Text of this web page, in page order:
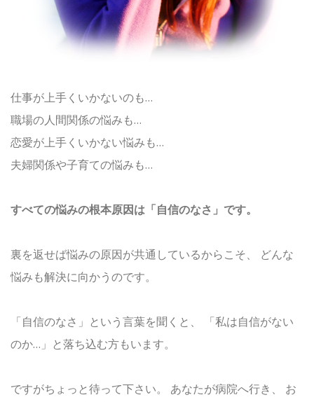
仕事が上手くいかないのも…
職場の人間関係の悩みも…
恋愛が上手くいかない悩みも…
夫婦関係や子育ての悩みも…
すべての悩みの根本原因は「自信のなさ」です。
裏を返せば悩みの原因が共通しているからこそ、
どんな
悩みも解決に向かうのです。
「自信のなさ」という言葉を聞くと、
「私は自信がない
のか…」と落ち込む方もいます。
ですがちょっと待って下さい。 あなたが病院へ行き、
お